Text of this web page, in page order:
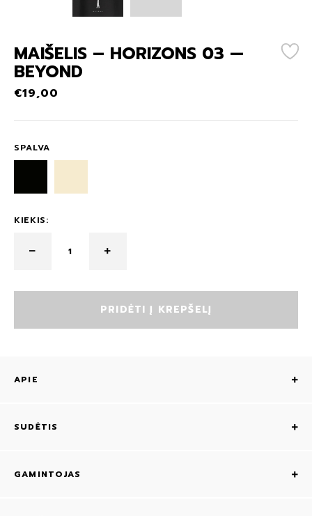
MAIŠELIS – HORIZONS 03 —
BEYOND
€19,00
SPALVA
KIEKIS:
PRIDĖTI Į KREPŠELĮ
APIE
SUDĖTIS
GAMINTOJAS